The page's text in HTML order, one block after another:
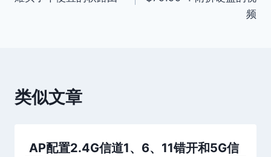
频
类似文章
AP配置2.4G信道1、6、11错开和5G信